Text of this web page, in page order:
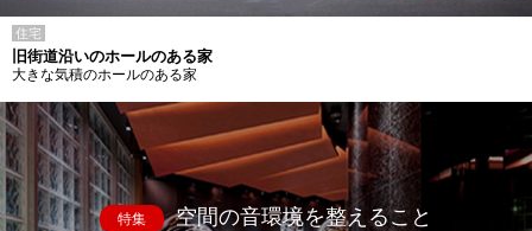
住宅
旧街道沿いのホールのある家
大きな気積のホールのある家
特集 空間の音環境を整えること